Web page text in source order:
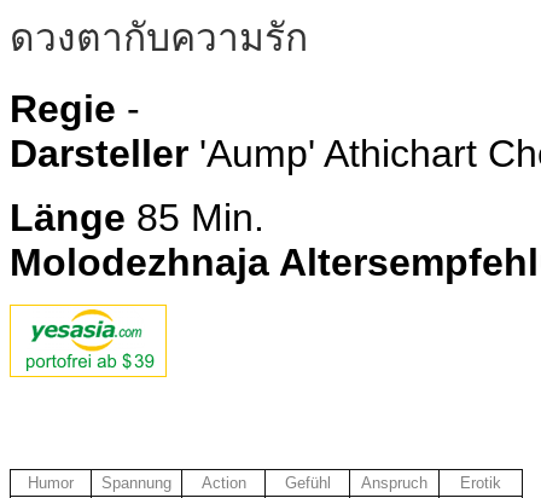
ดวงตากับความรัก
Regie -
Darsteller 'Aump' Athichart
Länge 85 Min.
Molodezhnaja
Humor Spannung Action Gefühl Anspruch
Erotik